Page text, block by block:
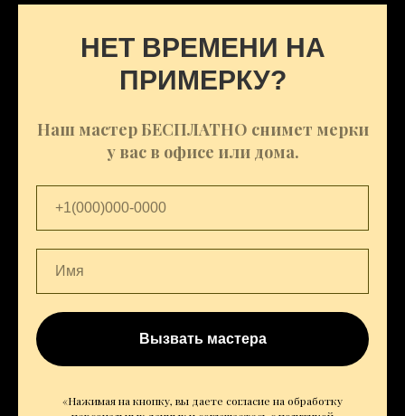
НЕТ ВРЕМЕНИ НА
ПРИМЕРКУ?
Наш мастер БЕСПЛАТНО снимет мерки
у вас в офисе или дома.
Вызвать мастера
«Нажимая на кнопку, вы даете согласие на обработку